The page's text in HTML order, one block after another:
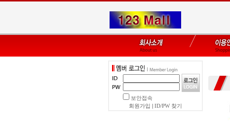
보안접속
회원가입
ID/PW 찾기